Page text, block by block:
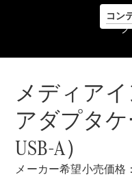
コン
プライバシ
ーポリシー
メディア
アダプタケ
USB-A）
メーカー希望小売価格